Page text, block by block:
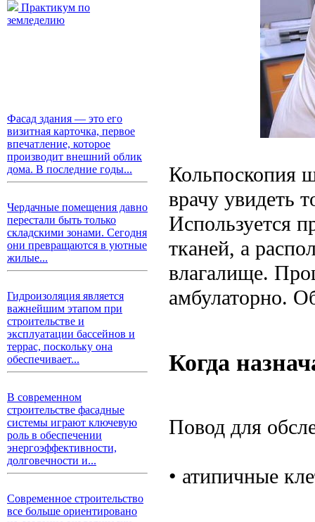
Практикум по
земледелию
Фасад здания — это его
визитная карточка, первое
впечатление, которое
производит внешний облик
дома. В последние годы...
Чердачные помещения давно
перестали быть только
складскими зонами. Сегодня
они превращаются в уютные
жилые...
Гидроизоляция является
важнейшим этапом при
строительстве и
эксплуатации бассейнов и
террас, поскольку она
обеспечивает...
В современном
строительстве фасадные
системы играют ключевую
роль в обеспечении
энергоэффективности,
долговечности и...
Современное строительство
все больше ориентировано
Кольпоскопия
врачу увидеть
Используется
тканей, а
влагалище.
амбулаторно.
Когда
Повод для
• атипичные